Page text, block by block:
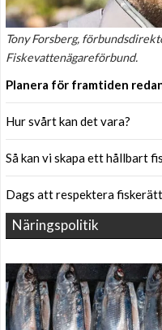
Tony Forsberg,
Fiskevattenägareförbund.
Planera för framtiden
Hur svårt kan det vara?
Så kan vi skapa ett hållbart
Dags att respektera
Näringspolitik